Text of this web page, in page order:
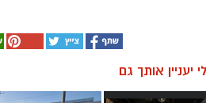
יעניין אותך גם